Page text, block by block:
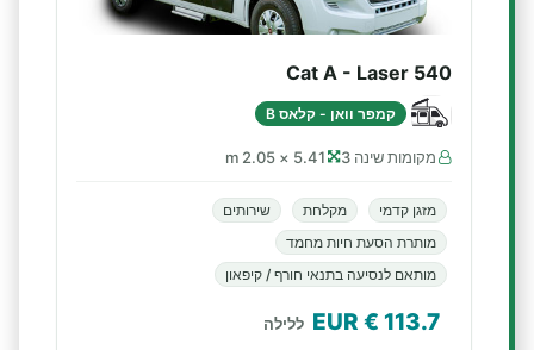
Cat A - Laser 540
קמפר וואן - קלאס B
מקומות שינה 3 5.41 × 2.05 m
מזגן קדמי מקלחת
שירותים
מותרת הסעת חיות מחמד
מותאם לנסיעה בתנאי חורף / קיפאון
113.7
€ EUR ללילה